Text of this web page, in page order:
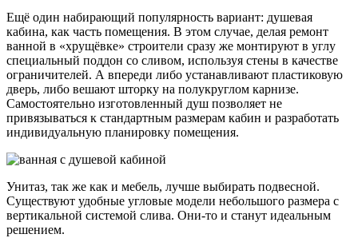
Ещё один набирающий популярность вариант: душевая
кабина, как часть помещения. В этом случае, делая ремонт
ванной в «хрущёвке» строители сразу же монтируют в углу
специальный поддон со сливом, используя стены в качестве
ограничителей. А впереди либо устанавливают пластиковую
дверь, либо вешают шторку на полукруглом карнизе.
Самостоятельно изготовленный душ позволяет не
привязываться к стандартным размерам кабин и разработать
индивидуальную планировку помещения.
Унитаз, так же как и мебель, лучше выбирать подвесной.
Существуют удобные угловые модели небольшого размера с
вертикальной системой слива. Они-то и станут идеальным
решением.